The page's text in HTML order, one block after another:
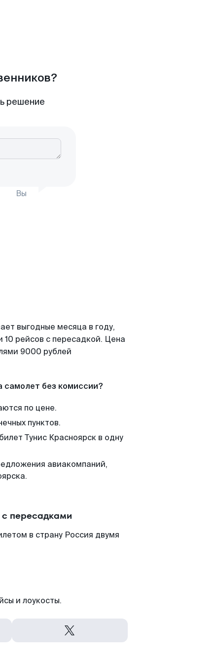
решение
Вы
выгодные месяца в году,
рейсов с пересадкой. Цена
9000 рублей
самолет без комиссии?
по цене.
пунктов.
Тунис Красноярск в одну
авиакомпаний,
пересадками
в страну Россия двумя
и лоукосты.